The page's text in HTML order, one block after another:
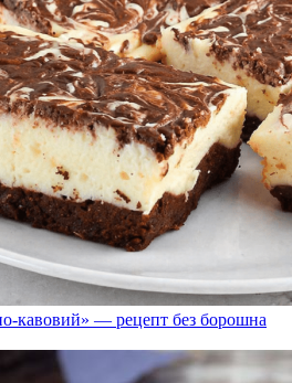
кавовий» — рецепт без борошна